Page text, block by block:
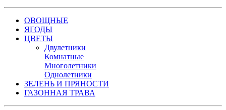
ОВОЩНЫЕ
ЯГОДЫ
ЦВЕТЫ
Двулетники
Комнатные
Многолетники
Однолетники
ЗЕЛЕНЬ И ПРЯНОСТИ
ГАЗОННАЯ ТРАВА